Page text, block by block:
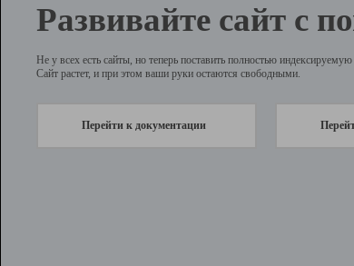
Развивайте сайт с
Не у всех есть сайты, но теперь поставить полностью
Сайт растет, и при этом ваши руки остаются свободными.
Перейти к документации